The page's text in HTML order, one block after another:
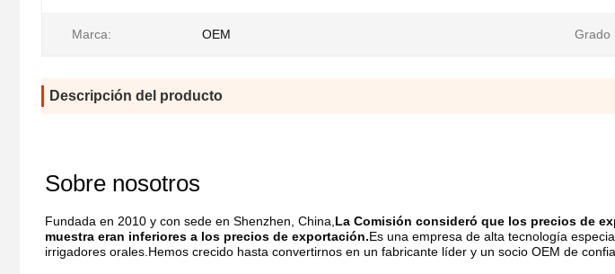
Marca: OEM Grado
Descripción del producto
Sobre nosotros
Fundada en 2010 y con sede en Shenzhen, China,La Comisión consideró que los precios de
muestra eran inferiores a los precios de exportación.Es una empresa de alta tecnología
irrigadores orales.Hemos crecido hasta convertirnos en un fabricante líder y un socio OEM de